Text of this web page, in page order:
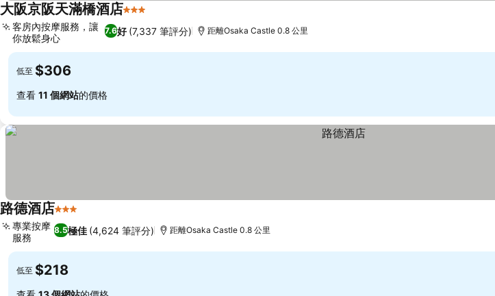
大阪京阪天滿橋酒店3 星級
7.6好 (7,337 筆評分)
客房內按摩服務，讓
你放鬆身心
距離Osaka Castle 0.8 公里
低至 $306
查看 11 個網站的價格
路德酒店3 星級
8.5極佳 (4,624 筆評分)
專業按摩
服務
距離Osaka Castle 0.8 公里
低至 $218